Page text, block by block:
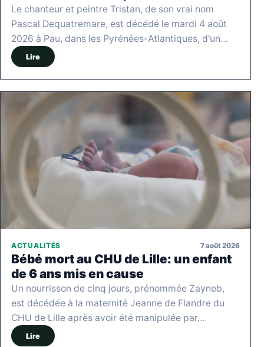
Le chanteur et peintre Tristan, de son vrai nom
Pascal Dequatremare, est décédé le mardi 4 août
2026 à Pau, dans les Pyrénées-Atlantiques, d'un…
Lire
ACTUALITÉS 7 août 2026
Bébé mort au CHU de Lille: un enfant
de 6 ans mis en cause
Un nourrisson de cinq jours, prénommée Zayneb,
est décédée à la maternité Jeanne de Flandre du
CHU de Lille après avoir été manipulée par…
Lire